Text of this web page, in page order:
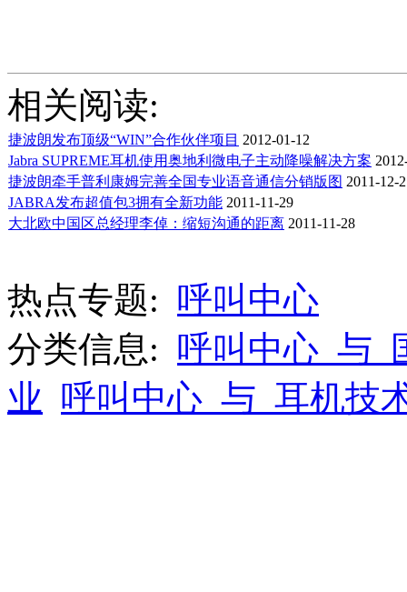
相关阅读:
捷波朗发布顶级“WIN”合作伙伴项目 2012-01-12
Jabra SUPREME耳机使用奥地利微电子主动降噪解决方案
捷波朗牵手普利康姆完善全国专业语音通信分销版图 2011-12-
JABRA发布超值包3拥有全新功能 2011-11-29
大北欧中国区总经理李倬：缩短沟通的距离 2011-11-28
热点专题: 呼叫中心
分类信息: 呼叫中心_与_
业 呼叫中心_与_耳机技